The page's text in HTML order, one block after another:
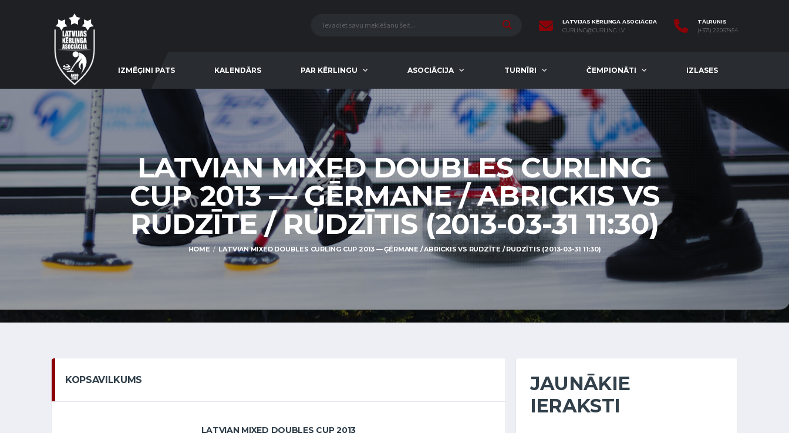
LATVIJAS KĒRLINGA ASOCIĀCIJA
CURLING@CURLING.LV
TĀLRUNIS
(+371) 22067454
IZMĒĢINI PATS KALENDĀRS PAR KĒRLINGU ASOCIĀCIJA TURNĪRI ČEMPIONĀTI IZLASES
LATVIAN MIXED DOUBLES CURLING
CUP 2013 — ĢĒRMANE / ABRICKIS VS
RUDZĪTE / RUDZĪTIS (2013-03-31 11:30)
HOME LATVIAN MIXED DOUBLES CURLING CUP 2013 — ĢĒRMANE / ABRICKIS VS RUDZĪTE / RUDZĪTIS (2013-03-31 11:30)
KOPSAVILKUMS
LATVIAN MIXED DOUBLES CUP 2013
JAUNĀKIE
IERAKSTI